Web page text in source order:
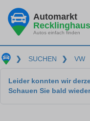
Automarkt
Autos einfach finden
❯ SUCHEN ❯ VW
Leider konnten wir
Schauen Sie bald